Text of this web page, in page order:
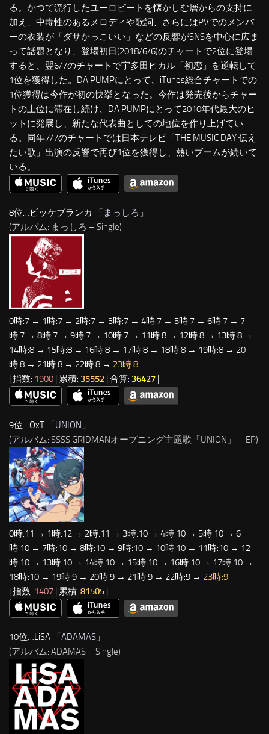
る。かつて流行したユーロビートを懐かしむ層からの支持に
加え、中毒性のあるメロディや歌詞、さらにはPVでのメンバ
ーの衣装が「ダサかっこいい」などの反響がSNSを中心に広ま
って話題となり、登場初日(2018/6/6)のチャートで2位に登場
すると、翌6/7のチャートで宇多田ヒカル「初恋」を逆転して
1位を獲得した。DA PUMPにとって、iTunes総合チャートでの
1位獲得は今作が初の快挙となった。今作は発売後からチャー
トの上位に滞在し続け、DA PUMPにとって2010年代最大のヒ
ットに発展し、新たな代表曲としての地位を作り上げてい
る。同年7/7のチャートでは日本テレビ「THE MUSIC DAY 伝え
たい歌」出演の反響で再び1位を獲得し、熱いブームが続いて
いる。
8位…ビッケブランカ 「 まっしろ 」
(アルバム: まっしろ – Single)
0時:7 → 1時:7 → 2時:7 → 3時:7 → 4時:7 → 5時:7 → 6時:7 → 7
時:7 → 8時:7 → 9時:7 → 10時:7 → 11時:8 → 12時:8 → 13時:8 →
14時:8 → 15時:8 → 16時:8 → 17時:8 → 18時:8 → 19時:8 → 20
時:8 → 21時:8 → 22時:8 → 23時:8
| 指数: 1900 | 累積: 35552 | 合算: 36427
9位…OxT 「UNION 」
(アルバム: SSSS.GRIDMANオープニング主題歌「UNION」 – EP)
0時:11 → 1時:12 → 2時:11 → 3時:10 → 4時:10 → 5時:10 → 6
時:10 → 7時:10 → 8時:10 → 9時:10 → 10時:10 → 11時:10 → 12
時:10 → 13時:10 → 14時:10 → 15時:10 → 16時:10 → 17時:10 →
18時:10 → 19時:9 → 20時:9 → 21時:9 → 22時:9 → 23時:9
| 指数: 1407 | 累積: 81505 |
10位…LiSA 「ADAMAS 」
(アルバム: ADAMAS – Single)